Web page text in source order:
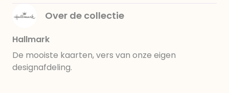
Over de collectie
Hallmark
De mooiste kaarten, vers van onze eigen
designafdeling.